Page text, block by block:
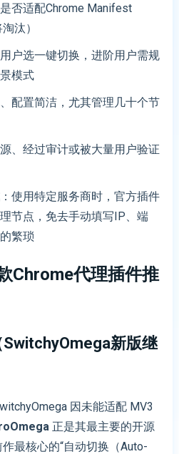
否适配Chrome Manifest
汰）
户选一键切换，进阶用户需规
模式
配置简洁，尤其管理几十个节
、经过审计或被大量用户验证
：使用特定服务商时，官方插件
节点，免去手动填写IP、端
繁琐
Chrome代理插件推
新版继
因未能适配 MV3
正是其最主要的开源
最核心的“自动切换（Auto-